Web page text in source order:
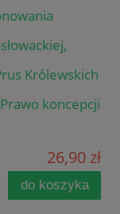
Królewskich
koncepcji
26,90 zł
do koszyka